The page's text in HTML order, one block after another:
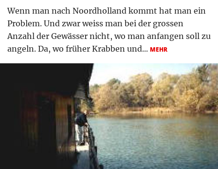
Wenn man nach Noordholland kommt hat man ein
Problem. Und zwar weiss man bei der grossen
Anzahl der Gewässer nicht, wo man anfangen soll zu
angeln. Da, wo früher Krabben und... MEHR